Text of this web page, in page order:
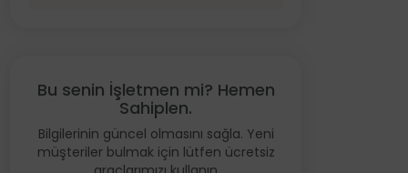
Bu senin İşletmen mi? Hemen
Sahiplen.
Bilgilerinin güncel olmasını sağla. Yeni
müşteriler bulmak için lütfen ücretsiz